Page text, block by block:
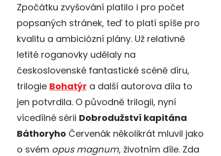
Zpočátku zvyšování platilo i pro počet
popsaných stránek, teď to platí spíše pro
kvalitu a ambiciózní plány. Už relativně
letité roganovky udělaly na
československé fantastické scéně díru,
trilogie Bohatýr a další autorova díla to
jen potvrdila. O původně trilogii, nyní
vícedílné sérii Dobrodužství kapitána
Báthoryho Červenák několikrát mluvil jako
o svém opus magnum, životním díle. Zda